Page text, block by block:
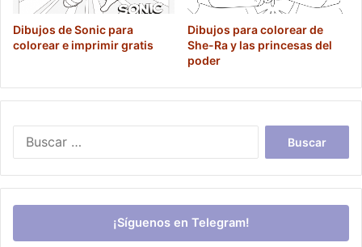
Dibujos de Sonic para
colorear e imprimir gratis
Dibujos para colorear de
She-Ra y las princesas del
poder
¡Síguenos en Telegram!